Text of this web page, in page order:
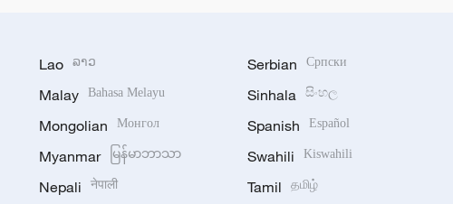
Lao ລາວ
Malay Bahasa Melayu
Mongolian Монгол
Myanmar မြန်မာဘာသာ
Nepali नेपाली
Serbian Српски
Sinhala සිංහල
Spanish Español
Swahili Kiswahili
Tamil தமிழ்